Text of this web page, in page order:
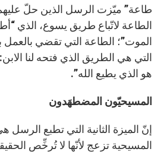
طاعة” ميّزت الرسل الذين حلّ
الطاعة لاتّباع طريق يسوع، الذي
الموت”؛ الطاعة التي تقضي بالعمل
التي هي الطريق الذي فتحه لنا
هو الذي يطيع الله”.
المسيحيّون المضطهَدون
إنّ الميزة الثانية التي تطبع الرسل
المسيحية تزعج لأنّها لا تُرخِّص